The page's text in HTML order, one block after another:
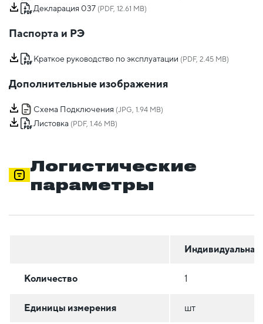
Декларация 037 (PDF, 12.61 MB)
Паспорта и РЭ
Краткое руководство по эксплуатации (PDF, 2.45 MB)
Дополнительные изображения
Схема Подключения (JPG, 1.94 MB)
Листовка (PDF, 1.46 MB)
Логистические
параметры
Индивидуальная
Количество 1
Единицы измерения шт